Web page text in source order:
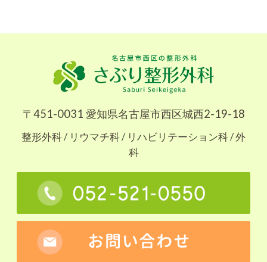
〒451-0031 愛知県名古屋市西区城西2-19-18
整形外科 / リウマチ科 / リハビリテーション科 / 外
科